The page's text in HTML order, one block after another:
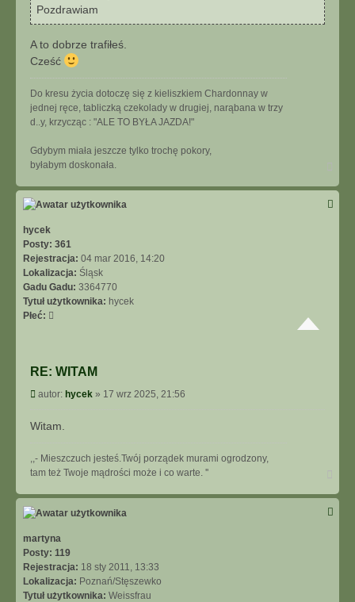
Pozdrawiam
A to dobrze trafiłeś.
Cześć
Do kresu życia dotoczę się z kieliszkiem Chardonnay w
jednej ręce, tabliczką czekolady w drugiej, narąbana w trzy
d..y, krzycząc : "ALE TO BYŁA JAZDA!"
Gdybym miała jeszcze tylko trochę pokory,
byłabym doskonała.
g
ó
hycek
Posty: 361
Rejestracja: 04 mar 2016, 14:20
Lokalizacja: Śląsk
Gadu Gadu: 3364770
Tytuł użytkownika: hycek
Płeć:
RE: WITAM
P
s
autor: hycek » 17 wrz 2025, 21:56
Witam.
,,- Mieszczuch jesteś.Twój porządek murami ogrodzony,
tam też Twoje mądrości może i co warte. ''
g
ó
martyna
Posty: 119
Rejestracja: 18 sty 2011, 13:33
Lokalizacja: Poznań/Stęszewko
Tytuł użytkownika: Weissfrau